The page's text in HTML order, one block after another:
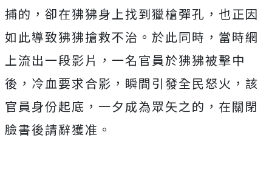
捕的，卻在狒狒身上找到獵槍彈孔，也正因
如此導致狒狒搶救不治。於此同時，當時網
上流出一段影片，一名官員於狒狒被擊中
後，冷血要求合影，瞬間引發全民怒火，該
官員身份起底，一夕成為眾矢之的，在關閉
臉書後請辭獲准。